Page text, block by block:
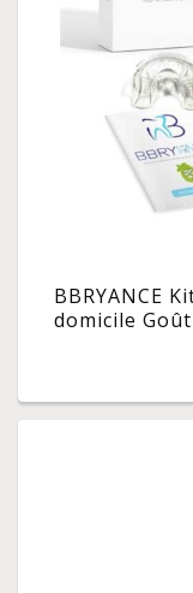
BBRYANCE
domicile